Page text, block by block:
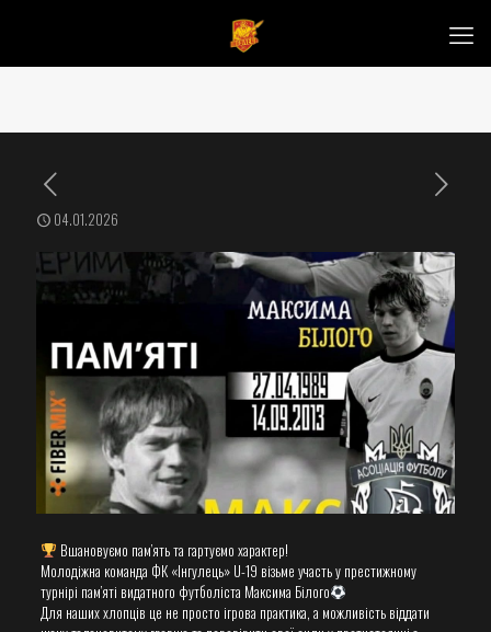
04.01.2026
Вшановуємо пам’ять та гартуємо характер!
​Молодіжна команда ФК «Інгулець» U-19 візьме участь у престижному
турнірі пам’яті видатного футболіста Максима Білого
​Для наших хлопців це не просто ігрова практика, а можливість віддати